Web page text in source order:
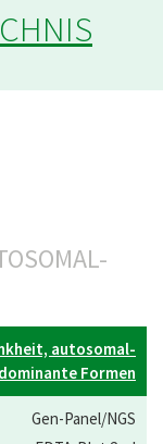
autosomal-
dominante Formen
Gen-Panel/NGS